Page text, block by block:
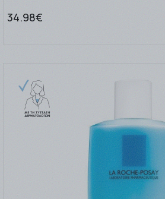
34.98€